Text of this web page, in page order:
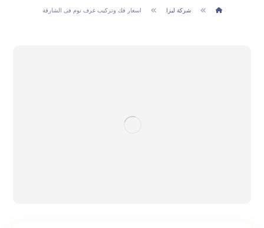
شركة ليزا اسعار فك وتركيب غرف نوم فى الشارقة